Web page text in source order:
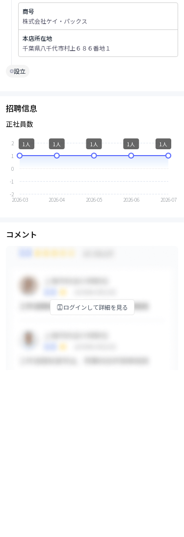
商号
株式会社ケイ・パックス
本店所在地
千葉県八千代市村上６８６番地１
設立
招聘信息
正社員数
-2
-1
0
1
2
2026-03 2026-04 2026-05 2026-06 2026-07
1人 1人 1人 1人 1人
コメント
ログインして詳細を見る